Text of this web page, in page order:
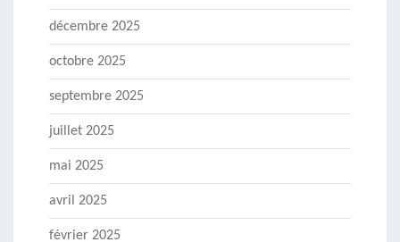
décembre 2025
octobre 2025
septembre 2025
juillet 2025
mai 2025
avril 2025
février 2025